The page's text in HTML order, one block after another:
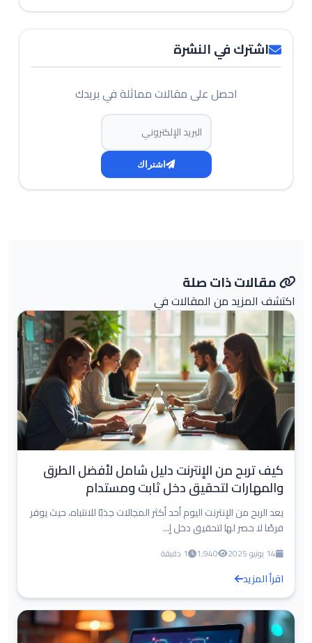
اشترك في النشرة
احصل على مقالات مماثلة في بريدك
البريد الإلكتروني
اشتراك
مقالات ذات صلة
اكتشف المزيد من المقالات في
كيف تربح من الإنترنت دليل شامل لأفضل الطرق
والمهارات لتحقيق دخل ثابت ومستدام
يعد الربح من الإنترنت اليوم أحد أكثر المجالات جذبًا للانتباه، حيث يوفر
فرصًا لا حصر لها لتحقيق دخل إ...
14 يونيو 2025 1,940 1 دقيقة
اقرأ المزيد